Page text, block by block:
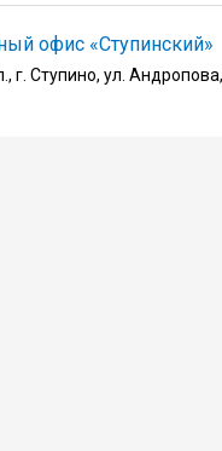
офис «Ступинский»
г. Ступино, ул.